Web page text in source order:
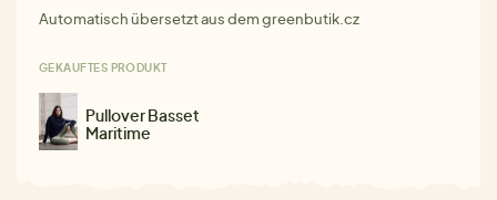
Automatisch übersetzt aus dem greenbutik.cz
GEKAUFTES PRODUKT
Pullover Basset
Maritime